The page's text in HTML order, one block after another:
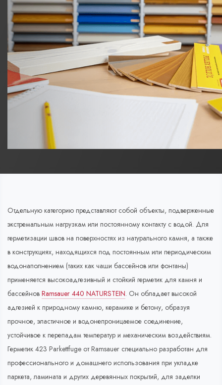
Отдельную категорию представляют собой объекты, подверженные
экстремальным нагрузкам или постоянному контакту с водой. Для
герметизации швов на поверхностях из натурального камня, а также
в конструкциях, находящихся под постоянным или периодическим
водонаполнением (таких как чаши бассейнов или фонтаны)
применяется высокоадгезивный и стойкий герметик для камня и
бассейнов Ramsauer 440 NATURSTEIN. Он обладает высокой
адгезией к природному камню, керамике и бетону, образуя
прочное, эластичное и водонепроницаемое соединение,
устойчивое к перепадам температур и механическим воздействиям.
Герметик 423 Parkettfuge от Ramsauer специально разработан для
профессионального и домашнего использования при укладке
паркета, ламината и других деревянных покрытий, для заделки